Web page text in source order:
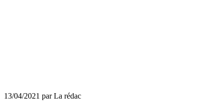
13/04/2021 par La rédac